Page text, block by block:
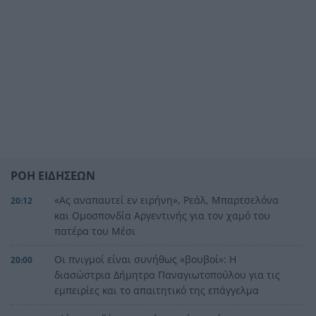
ΡΟΗ ΕΙΔΗΣΕΩΝ
20:12
«Ας αναπαυτεί εν ειρήνη», Ρεάλ, Μπαρτσελόνα
και Ομοσπονδία Αργεντινής για τον χαμό του
πατέρα του Μέσι
20:00
Οι πνιγμοί είναι συνήθως «βουβοί»: Η
διασώστρια Δήμητρα Παναγιωτοπούλου για τις
εμπειρίες και το απαιτητικό της επάγγελμα